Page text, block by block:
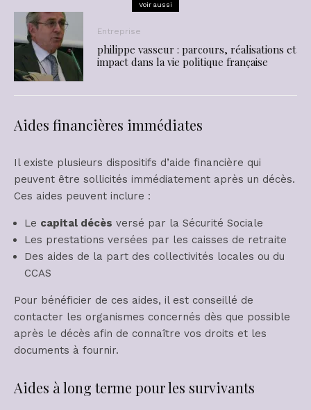
Voir aussi
Entreprise
philippe vasseur : parcours, réalisations et
impact dans la vie politique française
Aides financières immédiates
Il existe plusieurs dispositifs d’aide financière qui
peuvent être sollicités immédiatement après un décès.
Ces aides peuvent inclure :
Le capital décès versé par la Sécurité Sociale
Les prestations versées par les caisses de retraite
Des aides de la part des collectivités locales ou du
CCAS
Pour bénéficier de ces aides, il est conseillé de
contacter les organismes concernés dès que possible
après le décès afin de connaître vos droits et les
documents à fournir.
Aides à long terme pour les survivants